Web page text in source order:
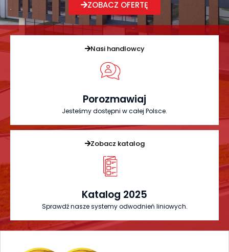
ZOBACZ OFERTĘ
Nasi handlowcy
Porozmawiaj
Jesteśmy dostępni w całej Polsce.
Zobacz katalog
Katalog 2025
Sprawdź nasze systemy odwodnień liniowych.